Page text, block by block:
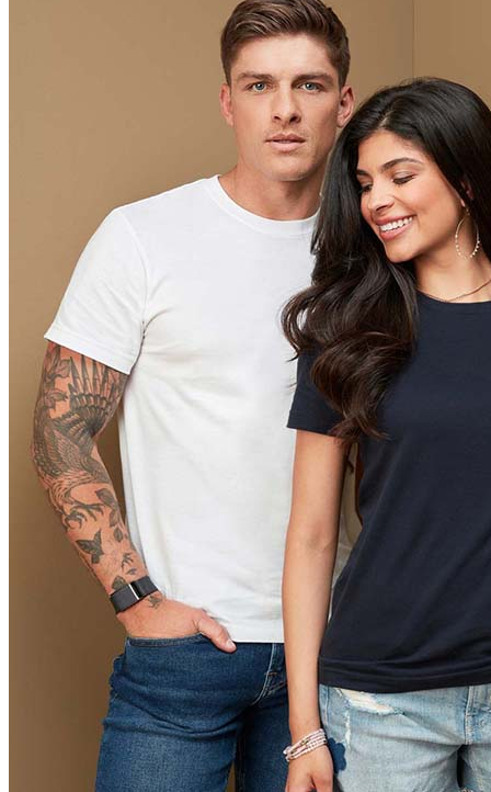
Kiwi Green (KIW)
Kelly Green (KEG)
Hunters Green (HGR)
Military Green (MIL)
Bottle Green (BOG)
Dark Chocolate (DCH)
Natural (NAT)
Blue Midnight Dip (BMD)
Light Grey Melange (LGM)